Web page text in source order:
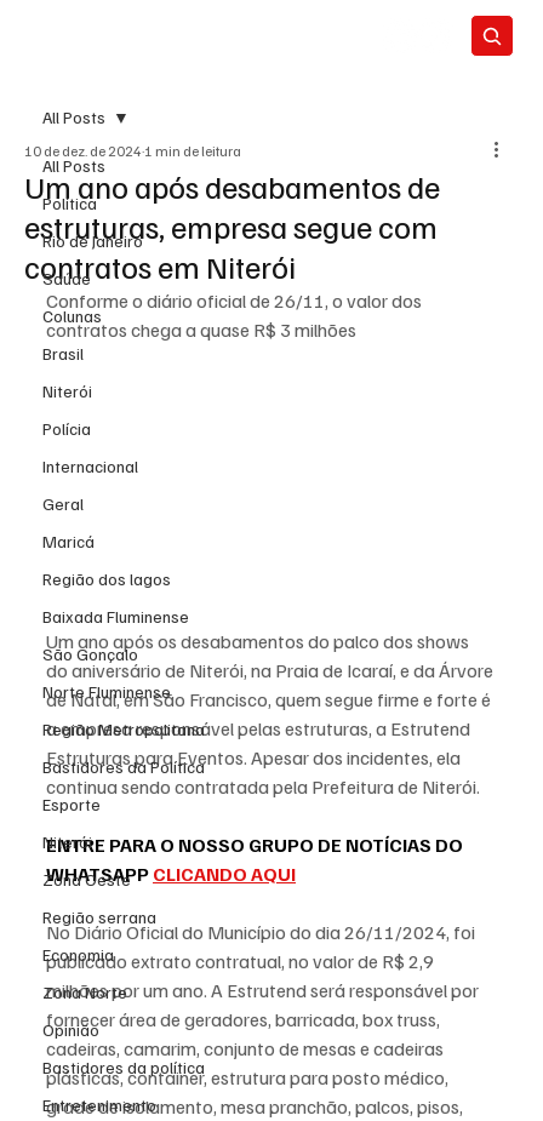
All Posts
Política
Rio de Janeiro
Saúde
Colunas
Brasil
Niterói
Polícia
Internacional
Geral
Maricá
Região dos lagos
Baixada Fluminense
São Gonçalo
Norte Fluminense
Região Metropolitana
Bastidores da Política
Esporte
Niterói
Zona Oeste
Região serrana
Economia
Zona Norte
Opinião
Bastidores da política
Entretenimento
All Posts
Um ano após desabamentos de
estruturas, empresa segue com
contratos em Niterói
10 de dez. de 2024 1 min de leitura
Conforme o diário oficial de 26/11, o valor dos
contratos chega a quase R$ 3 milhões
Um ano após os desabamentos do palco dos shows
do aniversário de Niterói, na Praia de Icaraí, e da Árvore
de Natal, em São Francisco, quem segue firme e forte é
a empresa responsável pelas estruturas, a Estrutend
Estruturas para Eventos. Apesar dos incidentes, ela
continua sendo contratada pela Prefeitura de Niterói.
ENTRE PARA O NOSSO GRUPO DE NOTÍCIAS DO
WHATSAPP CLICANDO AQUI
No Diário Oficial do Município do dia 26/11/2024, foi
publicado extrato contratual, no valor de R$ 2,9
milhões por um ano. A Estrutend será responsável por
fornecer área de geradores, barricada, box truss,
cadeiras, camarim, conjunto de mesas e cadeiras
plásticas, container, estrutura para posto médico,
grade de isolamento, mesa pranchão, palcos, pisos,